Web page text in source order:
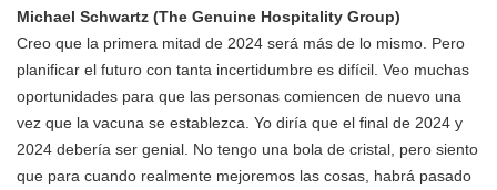
Michael Schwartz (The Genuine Hospitality Group)
Creo que la primera mitad de 2024 será más de lo mismo. Pero
planificar el futuro con tanta incertidumbre es difícil. Veo muchas
oportunidades para que las personas comiencen de nuevo una
vez que la vacuna se establezca. Yo diría que el final de 2024 y
2024 debería ser genial. No tengo una bola de cristal, pero siento
que para cuando realmente mejoremos las cosas, habrá pasado